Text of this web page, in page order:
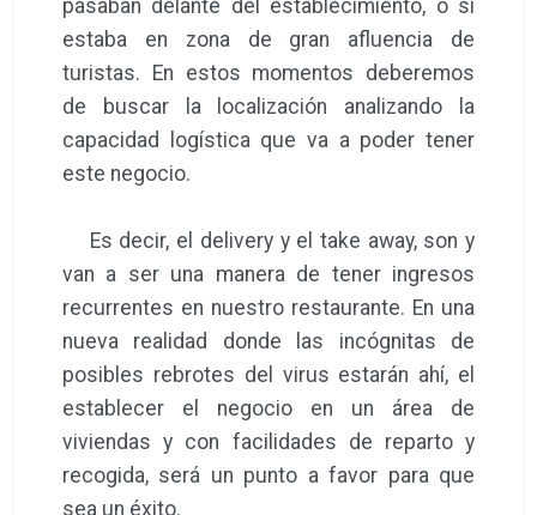
pasaban delante del establecimiento, o si
estaba en zona de gran afluencia de
turistas. En estos momentos deberemos
de buscar la localización analizando la
capacidad logística que va a poder tener
este negocio.
Es decir, el delivery y el take away, son y
van a ser una manera de tener ingresos
recurrentes en nuestro restaurante. En una
nueva realidad donde las incógnitas de
posibles rebrotes del virus estarán ahí, el
establecer el negocio en un área de
viviendas y con facilidades de reparto y
recogida, será un punto a favor para que
sea un éxito.